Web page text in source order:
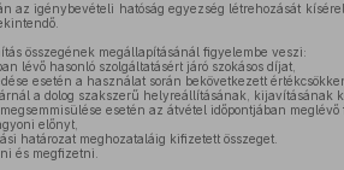
az igénybevételi hatóság egyezség létrehozását
összegének megállapításánál figyelembe veszi:
lévő hasonló szolgáltatásért járó szokásos díjat,
esetén a használat során bekövetkezett
a dolog szakszerű helyreállításának, kijavításának
esetén az átvétel időpontjában meglévő
előnyt,
határozat meghozataláig kifizetett összeget.
és megfizetni.